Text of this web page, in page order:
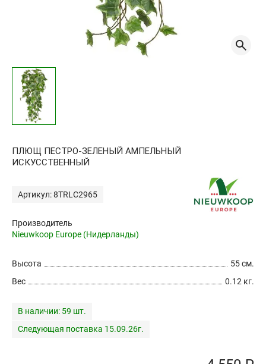
ПЛЮЩ ПЕСТРО-ЗЕЛЕНЫЙ АМПЕЛЬНЫЙ
ИСКУССТВЕННЫЙ
Артикул: 8TRLC2965
Производитель
Nieuwkoop Europe (Нидерланды)
55 см.
Высота
0.12 кг.
Вес
В наличии: 59 шт.
Следующая поставка 15.09.26г.